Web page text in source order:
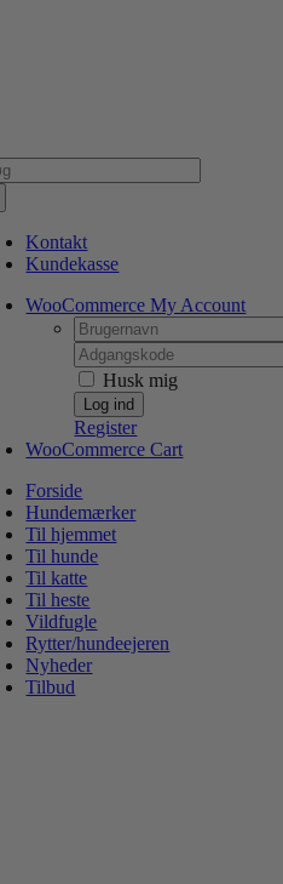
Kontakt
Kundekasse
WooCommerce My Account
Username:
Password:
Husk mig
Register
WooCommerce Cart
Forside
Hundemærker
Til hjemmet
Til hunde
Til katte
Til heste
Vildfugle
Rytter/hundeejeren
Nyheder
Tilbud